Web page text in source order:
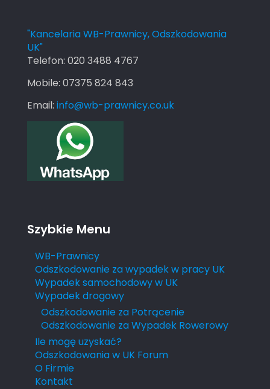
"Kancelaria WB-Prawnicy, Odszkodowania
UK"
Telefon: 020 3488 4767
Mobile: 07375 824 843
Email: info@wb-prawnicy.co.uk
Szybkie Menu
WB-Prawnicy
Odszkodowanie za wypadek w pracy UK
Wypadek samochodowy w UK
Wypadek drogowy
Odszkodowanie za Potrącenie
Odszkodowanie za Wypadek Rowerowy
Ile mogę uzyskać?
Odszkodowania w UK Forum
O Firmie
Kontakt